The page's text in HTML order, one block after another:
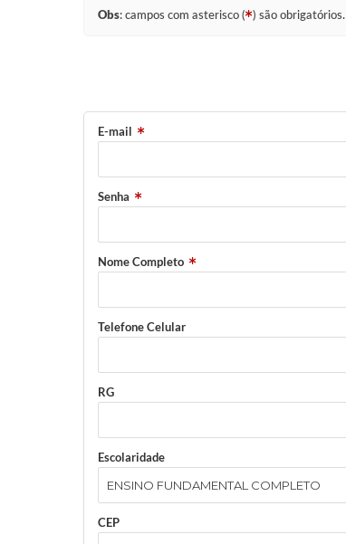
Obs: campos com asterisco ( ) são obrigatórios.
E-mail
Senha
Nome Completo
Telefone Celular
RG
Escolaridade
CEP